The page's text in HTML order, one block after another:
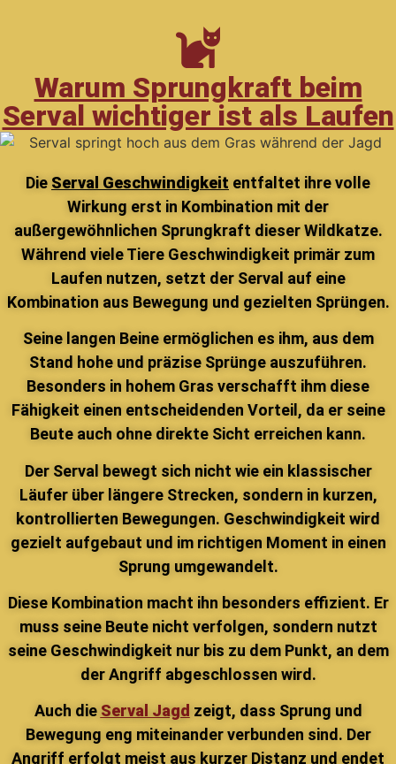
Warum Sprungkraft beim
Serval wichtiger ist als Laufen
Die Serval Geschwindigkeit entfaltet ihre volle
Wirkung erst in Kombination mit der
außergewöhnlichen Sprungkraft dieser Wildkatze.
Während viele Tiere Geschwindigkeit primär zum
Laufen nutzen, setzt der Serval auf eine
Kombination aus Bewegung und gezielten Sprüngen.
Seine langen Beine ermöglichen es ihm, aus dem
Stand hohe und präzise Sprünge auszuführen.
Besonders in hohem Gras verschafft ihm diese
Fähigkeit einen entscheidenden Vorteil, da er seine
Beute auch ohne direkte Sicht erreichen kann.
Der Serval bewegt sich nicht wie ein klassischer
Läufer über längere Strecken, sondern in kurzen,
kontrollierten Bewegungen. Geschwindigkeit wird
gezielt aufgebaut und im richtigen Moment in einen
Sprung umgewandelt.
Diese Kombination macht ihn besonders effizient. Er
muss seine Beute nicht verfolgen, sondern nutzt
seine Geschwindigkeit nur bis zu dem Punkt, an dem
der Angriff abgeschlossen wird.
Auch die Serval Jagd zeigt, dass Sprung und
Bewegung eng miteinander verbunden sind. Der
Angriff erfolgt meist aus kurzer Distanz und endet